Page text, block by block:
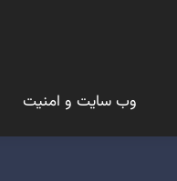
وب سایت و امنیت